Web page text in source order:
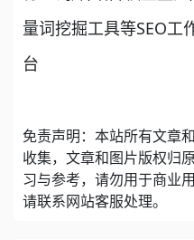
量词挖掘工具等SEO工
台
免责声明：本站所有文章
收集，文章和图片版权归
习与参考，请勿用于商业
请联系网站客服处理。